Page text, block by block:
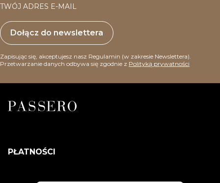
TWÓJ ADRES E-MAIL
Dołącz do newslettera
Zapisując się, akceptujesz nasz Regulamin (w zakresie Newslettera).
Przetwarzanie danych odbywa się zgodnie z Polityką prywatności
PŁATNOŚCI